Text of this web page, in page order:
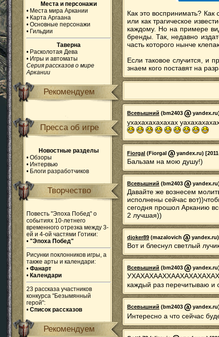
Места и персонажи
• Места мира Аркании
• Карта Аргаана
• Основные персонажи
• Гильдии
Таверна
• Расколотая Дева
• Игры и автоматы
Серия рассказов о мире
Аркании
Рекомендуем
Пресса об игре
Новостные разделы
• Обзоры
• Интервью
• Блоги разработчиков
Творчество
Повесть "Эпоха Побед" о
событиях 10-летнего
временного отрезка между 3-
ей и 4-ой частями Готики:
• "Эпоха Побед"
Рисунки поклонников игры, а
также арты и календари:
• Фанарт
• Календари
23 рассказа участников
конкурса "Безымянный
герой":
• Список рассказов
Рекомендуем
Как это воспринимать?
или как трагическое
каждому. Но на примере
бренды. Так, недавно
часть которого нынче
Если таковое случится, и
знаем кого поставят на
Всевышний (bm2403
ухахахахахахах
Fiorgal (Fiorgal yandex.ru)
Бальзам на мою душу!)
Всевышний (bm2403
Давайте же вознесем
исполнены сейчас
сегодня прошол Арканию
2 лучшая))
djoker89 (mazalovich
Вот и блеснул светлый
Всевышний (bm2403
УХАХАХААХХААХАХАХАХАХ
каждый раз перечитываю
Всевышний (bm2403
Интересно а что сейчас